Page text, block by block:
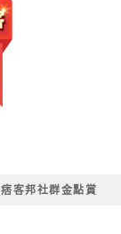
痞客邦社群金點賞